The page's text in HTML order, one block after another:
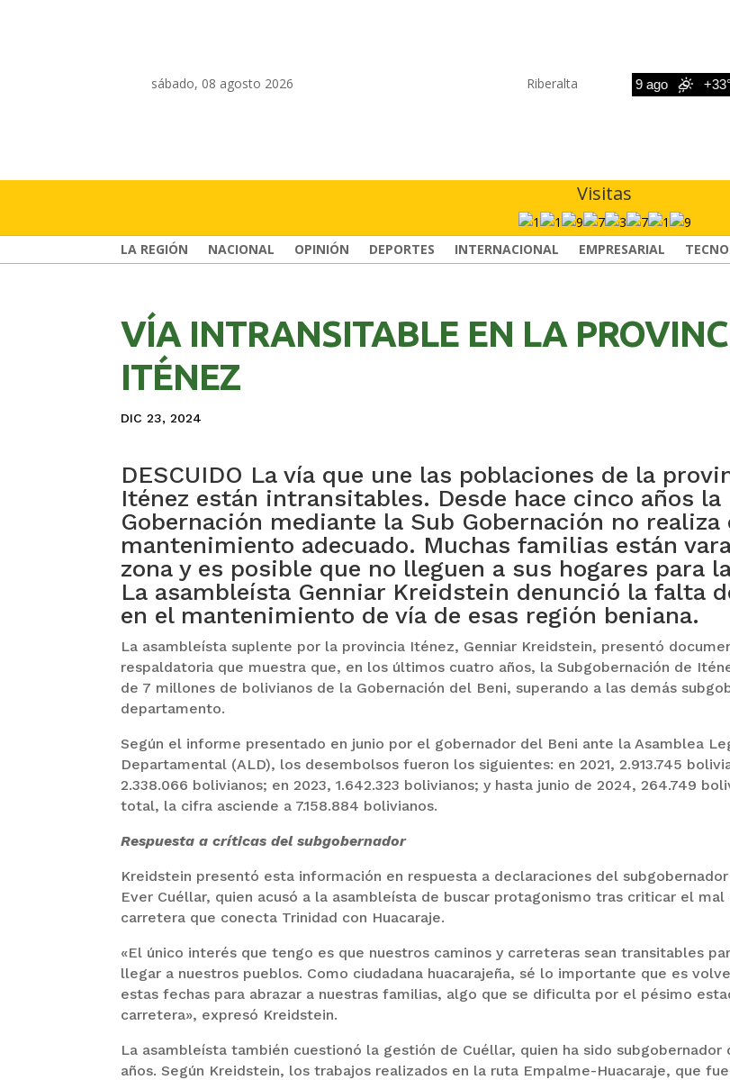
sábado, 08 agosto 2026 Riberalta
+33°C 9 ago +33°C
Visitas
LA REGIÓN NACIONAL OPINIÓN DEPORTES INTERNACIONAL EMPRESARIAL
VÍA INTRANSITABLE EN LA
ITÉNEZ
DIC 23, 2024
DESCUIDO La vía que une las poblaciones de la
Iténez están intransitables. Desde hace cinco años la
Gobernación mediante la Sub Gobernación no realiza
mantenimiento adecuado. Muchas familias están
zona y es posible que no lleguen a sus hogares para
La asambleísta Genniar Kreidstein denunció la falta
en el mantenimiento de vía de esas región beniana.
La asambleísta suplente por la provincia Iténez, Genniar Kreidstein, presentó
respaldatoria que muestra que, en los últimos cuatro años, la Subgobernación de
de 7 millones de bolivianos de la Gobernación del Beni, superando a las demás
departamento.
Según el informe presentado en junio por el gobernador del Beni ante la Asamblea
Departamental (ALD), los desembolsos fueron los siguientes: en 2021, 2.913.745
2.338.066 bolivianos; en 2023, 1.642.323 bolivianos; y hasta junio de 2024, 264.749
total, la cifra asciende a 7.158.884 bolivianos.
Respuesta a críticas del subgobernador
Kreidstein presentó esta información en respuesta a declaraciones del
Ever Cuéllar, quien acusó a la asambleísta de buscar protagonismo tras criticar el
carretera que conecta Trinidad con Huacaraje.
«El único interés que tengo es que nuestros caminos y carreteras sean transitables
llegar a nuestros pueblos. Como ciudadana huacarajeña, sé lo importante que es
estas fechas para abrazar a nuestras familias, algo que se dificulta por el pésimo
carretera», expresó Kreidstein.
La asambleísta también cuestionó la gestión de Cuéllar, quien ha sido subgobernador
años. Según Kreidstein, los trabajos realizados en la ruta Empalme-Huacaraje, que